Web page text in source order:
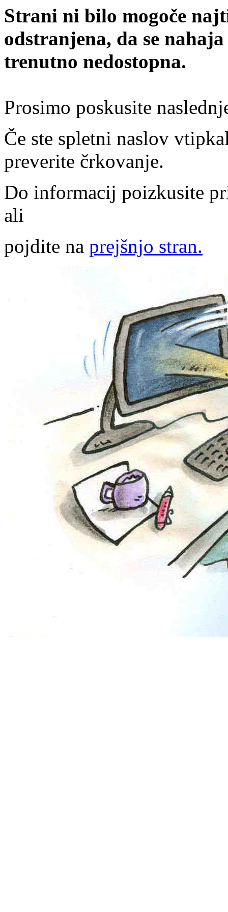
Strani ni bilo mogoče
odstranjena, da se
trenutno nedostopna.
Prosimo poskusite
Če ste spletni naslov
preverite črkovanje.
Do informacij poizkusite
ali
pojdite na prejšnjo stran.